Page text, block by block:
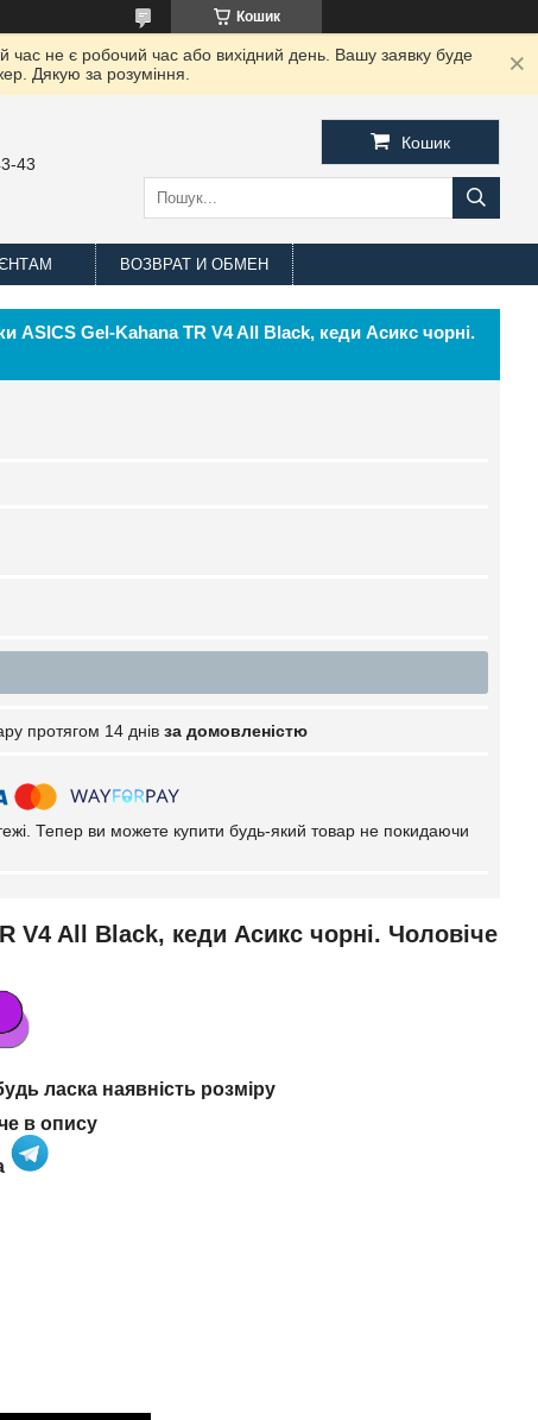
Кошик
час не є робочий час або вихідний день. Вашу заявку буде
Дякую за розуміння.
43
Кошик
ВОЗВРАТ И ОБМЕН
ASICS Gel-Kahana TR V4 All Black, кеди Асикс чорні.
протягом 14 днів за домовленістю
Тепер ви можете купити будь-який товар не покидаючи
V4 All Black, кеди Асикс чорні. Чоловіче
ласка наявність розміру
в опису